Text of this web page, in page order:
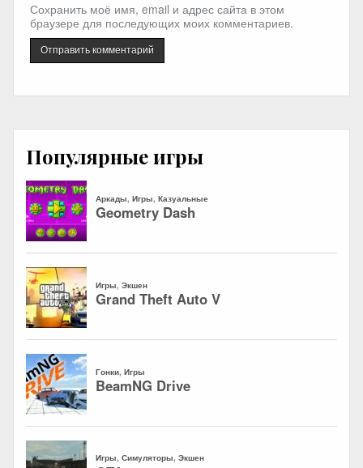
Сохранить моё имя, email и адрес сайта в этом
браузере для последующих моих комментариев.
Популярные игры